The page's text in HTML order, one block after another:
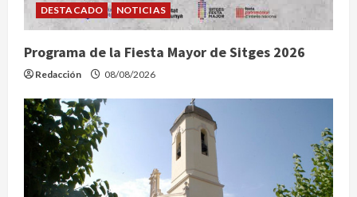
DESTACADO NOTICIAS
Programa de la Fiesta Mayor de Sitges 2026
Redacción 08/08/2026